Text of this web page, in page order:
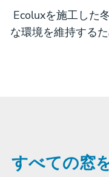
Ecoluxを施工した
な環境を維持する
すべての窓